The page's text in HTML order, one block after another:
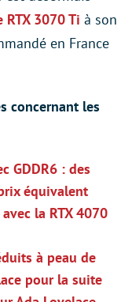
RTX 3070 Ti à son
en France
concernant les
GDDR6 : des
équivalent
la RTX 4070
à peau de
pour la suite